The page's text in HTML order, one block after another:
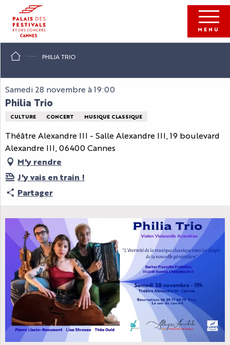
contenu
principal
MENU
PHILIA TRIO
Samedi 28 novembre à 19:00
Philia Trio
CULTURE CONCERT MUSIQUE CLASSIQUE
Théâtre Alexandre III - Salle Alexandre III, 19 boulevard
Alexandre III, 06400 Cannes
M'y rendre
J'y vais en train !
Partager